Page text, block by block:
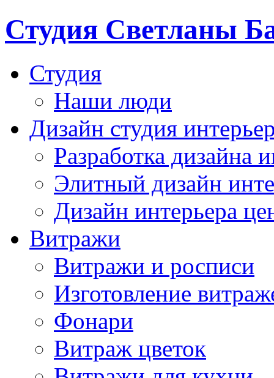
Студия Светланы
Студия
Наши люди
Дизайн студия
Разработка дизайна
Элитный дизайн
Дизайн интерьера
Витражи
Витражи и росписи
Изготовление
Фонари
Витраж цветок